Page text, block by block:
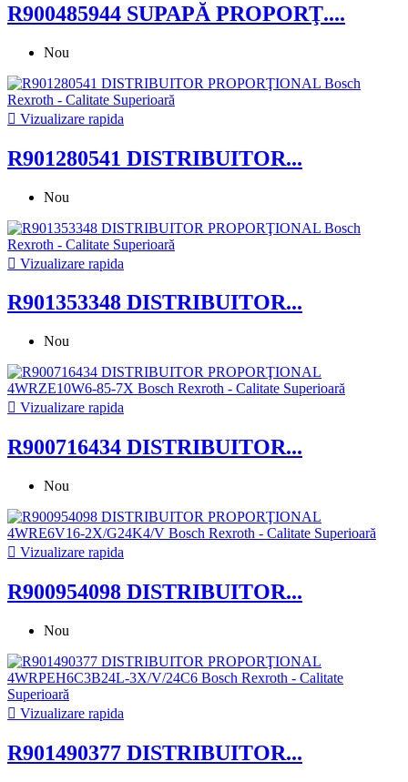
R900485944 SUPAPĂ PROPORŢ....
Nou
 Vizualizare rapida
R901280541 DISTRIBUITOR...
Nou
 Vizualizare rapida
R901353348 DISTRIBUITOR...
Nou
 Vizualizare rapida
R900716434 DISTRIBUITOR...
Nou
 Vizualizare rapida
R900954098 DISTRIBUITOR...
Nou
 Vizualizare rapida
R901490377 DISTRIBUITOR...